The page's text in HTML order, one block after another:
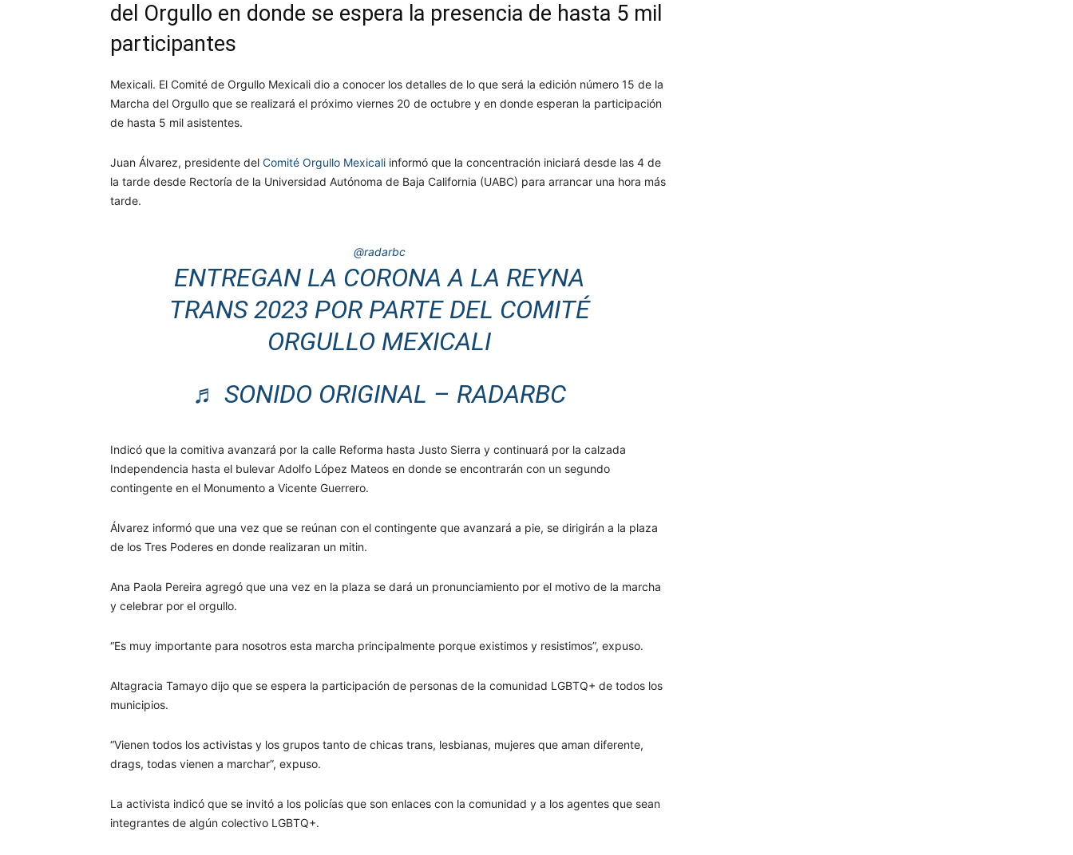
del Orgullo en donde se espera la presencia de hasta 5 mil
participantes
Mexicali. El Comité de Orgullo Mexicali dio a conocer los detalles de lo que será la edición número 15 de la
Marcha del Orgullo que se realizará el próximo viernes 20 de octubre y en donde esperan la participación
de hasta 5 mil asistentes.
Juan Álvarez, presidente del Comité Orgullo Mexicali informó que la concentración iniciará desde las 4 de
la tarde desde Rectoría de la Universidad Autónoma de Baja California (UABC) para arrancar una hora más
tarde.
@radarbc
ENTREGAN LA CORONA A LA REYNA
TRANS 2023 POR PARTE DEL COMITÉ
ORGULLO MEXICALI
♬ SONIDO ORIGINAL – RADARBC
Indicó que la comitiva avanzará por la calle Reforma hasta Justo Sierra y continuará por la calzada
Independencia hasta el bulevar Adolfo López Mateos en donde se encontrarán con un segundo
contingente en el Monumento a Vicente Guerrero.
Álvarez informó que una vez que se reúnan con el contingente que avanzará a pie, se dirigirán a la plaza
de los Tres Poderes en donde realizaran un mitin.
Ana Paola Pereira agregó que una vez en la plaza se dará un pronunciamiento por el motivo de la marcha
y celebrar por el orgullo.
“Es muy importante para nosotros esta marcha principalmente porque existimos y resistimos”, expuso.
Altagracia Tamayo dijo que se espera la participación de personas de la comunidad LGBTQ+ de todos los
municipios.
“Vienen todos los activistas y los grupos tanto de chicas trans, lesbianas, mujeres que aman diferente,
drags, todas vienen a marchar”, expuso.
La activista indicó que se invitó a los policías que son enlaces con la comunidad y a los agentes que sean
integrantes de algún colectivo LGBTQ+.